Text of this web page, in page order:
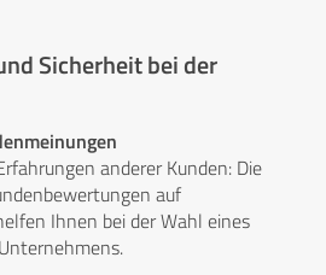
Sicherheit bei der
anderer Kunden: Die
auf
Ihnen bei der Wahl eines